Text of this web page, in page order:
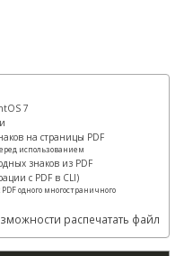
7
на страницы PDF
использованием
знаков из PDF
с PDF в CLI)
одного многостраничного
распечатать файл